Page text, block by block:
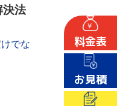
料金表
お見積
決法
でな